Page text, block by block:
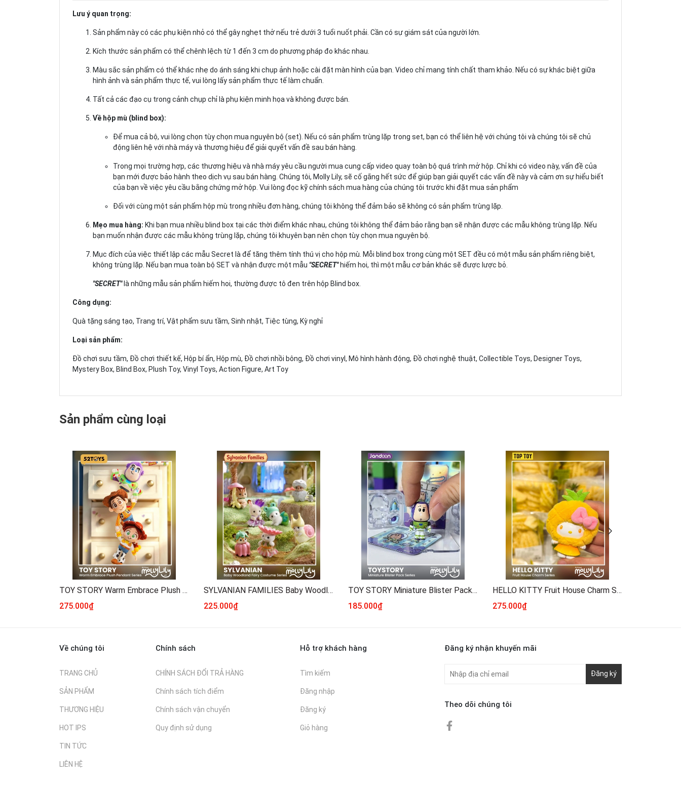
Lưu ý quan trọng:
Sản phẩm này có các phụ kiện nhỏ có thể gây nghẹt thở nếu trẻ dưới 3 tuổi nuốt phải. Cần có sự giám sát của người lớn.
Kích thước sản phẩm có thể chênh lệch từ 1 đến 3 cm do phương pháp đo khác nhau.
Màu sắc sản phẩm có thể khác nhẹ do ánh sáng khi chụp ảnh hoặc cài đặt màn hình của bạn. Video chỉ mang tính chất tham khảo. Nếu có sự khác biệt giữa
hình ảnh và sản phẩm thực tế, vui lòng lấy sản phẩm thực tế làm chuẩn.
Tất cả các đạo cụ trong cảnh chụp chỉ là phụ kiện minh họa và không được bán.
Về hộp mù (blind box):
Để mua cả bộ, vui lòng chọn tùy chọn mua nguyên bộ (set). Nếu có sản phẩm trùng lặp trong set, bạn có thể liên hệ với chúng tôi và chúng tôi sẽ chủ
động liên hệ với nhà máy và thương hiệu để giải quyết vấn đề sau bán hàng.
Trong mọi trường hợp, các thương hiệu và nhà máy yêu cầu người mua cung cấp video quay toàn bộ quá trình mở hộp. Chỉ khi có video này, vấn đề của
bạn mới được bảo hành theo dịch vụ sau bán hàng. Chúng tôi, Molly Lily, sẽ cố gắng hết sức để giúp bạn giải quyết các vấn đề này và cảm ơn sự hiểu biết
của bạn về việc yêu cầu bằng chứng mở hộp. Vui lòng đọc kỹ chính sách mua hàng của chúng tôi trước khi đặt mua sản phẩm
Đối với cùng một sản phẩm hộp mù trong nhiều đơn hàng, chúng tôi không thể đảm bảo sẽ không có sản phẩm trùng lặp.
Mẹo mua hàng: Khi bạn mua nhiều blind box tại các thời điểm khác nhau, chúng tôi không thể đảm bảo rằng bạn sẽ nhận được các mẫu không trùng lặp. Nếu
bạn muốn nhận được các mẫu không trùng lặp, chúng tôi khuyên bạn nên chọn tùy chọn mua nguyên bộ.
Mục đích của việc thiết lập các mẫu Secret là để tăng thêm tính thú vị cho hộp mù. Mỗi blind box trong cùng một SET đều có một mẫu sản phẩm riêng biệt,
không trùng lặp. Nếu bạn mua toàn bộ SET và nhận được một mẫu "SECRET"hiếm hoi, thì một mẫu cơ bản khác sẽ được lược bỏ.
"SECRET"là những mẫu sản phẩm hiếm hoi, thường được tô đen trên hộp Blind box.
Công dụng:
Quà tặng sáng tạo, Trang trí, Vật phẩm sưu tầm, Sinh nhật, Tiệc tùng, Kỳ nghỉ
Loại sản phẩm:
Đồ chơi sưu tầm, Đồ chơi thiết kế, Hộp bí ẩn, Hộp mù, Đồ chơi nhồi bông, Đồ chơi vinyl, Mô hình hành động, Đồ chơi nghệ thuật, Collectible Toys, Designer Toys,
Mystery Box, Blind Box, Plush Toy, Vinyl Toys, Action Figure, Art Toy
Sản phẩm cùng loại
TOY STORY Warm Embrace Plush Keychain Series
275.000₫
SYLVANIAN FAMILIES Baby Woodland Fairy Costume Series
225.000₫
TOY STORY Miniature Blister Pack Series
185.000₫
HELLO KITTY Fruit House Charm Series
275.000₫
Về chúng tôi
TRANG CHỦ
SẢN PHẨM
THƯƠNG HIỆU
HOT IPS
TIN TỨC
LIÊN HỆ
Chính sách
CHÍNH SÁCH ĐỔI TRẢ HÀNG
Chính sách tích điểm
Chính sách vận chuyển
Quy định sử dụng
Hỗ trợ khách hàng
Tìm kiếm
Đăng nhập
Đăng ký
Giỏ hàng
Đăng ký nhận khuyến mãi
Đăng ký
Theo dõi chúng tôi